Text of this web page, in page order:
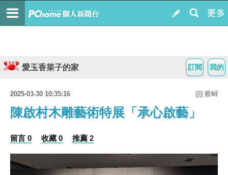
我的
訂閱
愛玉香菜子的家
2025-03-30 10:35:16 蔡蟳
陳啟村木雕藝術特展「承心啟藝」
留言 0 收藏 0 推薦 2